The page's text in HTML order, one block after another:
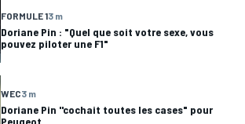
FORMULE 13 m
Doriane Pin : "Quel que soit votre sexe, vous
pouvez piloter une F1"
WEC3 m
Doriane Pin ''cochait toutes les cases" pour